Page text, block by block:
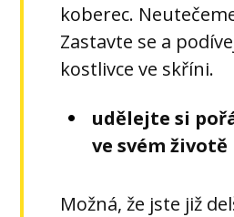
koberec.
Zastavte se a
kostlivce ve skříni.
udělejte si
ve svém životě
Možná, že jste již